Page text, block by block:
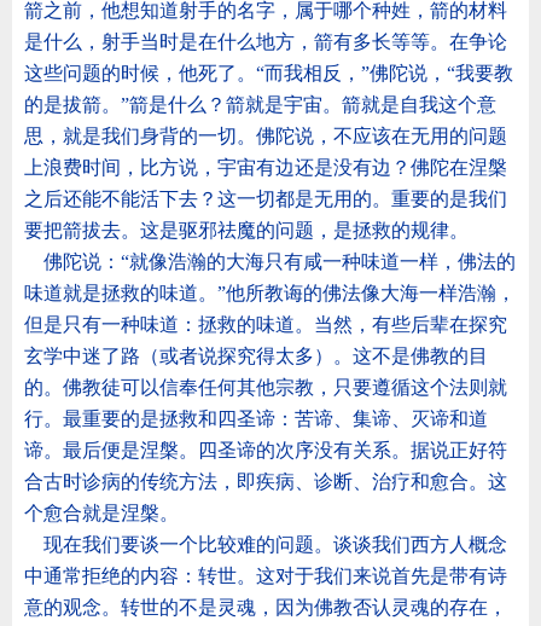
箭之前，他想知道射手的名字，属于哪个种姓，箭的材料
是什么，射手当时是在什么地方，箭有多长等等。在争论
这些问题的时候，他死了。 “而我相反， ”佛陀说， “我要教
的是拔箭。 ”箭是什么？箭就是宇宙。箭就是自我这个意
思，就是我们身背的一切。佛陀说，不应该在无用的问题
上浪费时间，比方说，宇宙有边还是没有边？佛陀在涅槃
之后还能不能活下去？这一切都是无用的。重要的是我们
要把箭拔去。这是驱邪祛魔的问题，是拯救的规律。
佛陀说： “就像浩瀚的大海只有咸一种味道一样，佛法的
味道就是拯救的味道。 ”他所教诲的佛法像大海一样浩瀚，
但是只有一种味道：拯救的味道。当然，有些后辈在探究
玄学中迷了路（或者说探究得太多）。这不是佛教的目
的。佛教徒可以信奉任何其他宗教，只要遵循这个法则就
行。最重要的是拯救和四圣谛：苦谛、集谛、灭谛和道
谛。最后便是涅槃。四圣谛的次序没有关系。据说正好符
合古时诊病的传统方法，即疾病、诊断、治疗和愈合。这
个愈合就是涅槃。
现在我们要谈一个比较难的问题。谈谈我们西方人概念
中通常拒绝的内容：转世。这对于我们来说首先是带有诗
意的观念。转世的不是灵魂，因为佛教否认灵魂的存在，